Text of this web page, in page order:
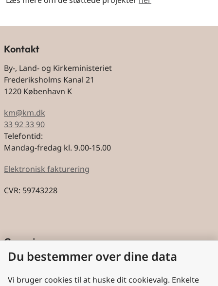
Kontakt
By-, Land- og Kirkeministeriet
Frederiksholms Kanal 21
1220 København K
km@km.dk
33 92 33 90
Telefontid:
Mandag-fredag kl. 9.00-15.00
Elektronisk fakturering
CVR: 59743228
Genveje
Cookies
Aktindsigt
Du bestemmer over dine data
Vi bruger cookies til at huske dit cookievalg. Enkelte